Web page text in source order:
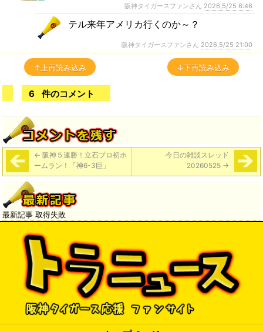
阪神タイガースファンさん 2026,5/25 6:46
テル来年アメリカ行くのか～？
阪神タイガースファンさん 2026,5/25 21:00
↑上再読み込み ↓下再読み込み
6 件のコメント
← 阪神５連勝！立石プロ初ホ
ームラン！「神6-3巨」
今日の雑談スレッド
20260525 →
最新記事 取得失敗